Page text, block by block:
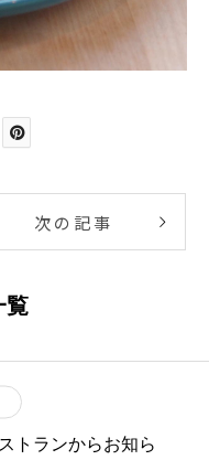
次の記事
覧
トランからお知ら